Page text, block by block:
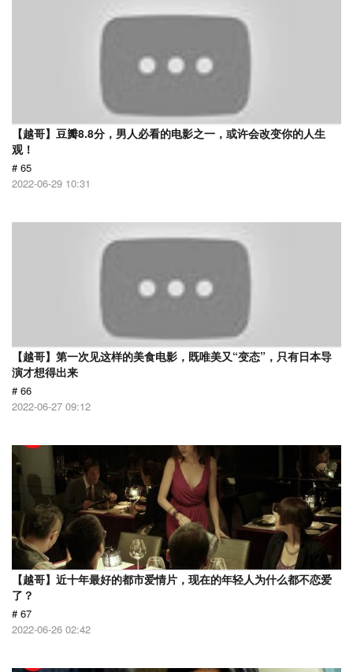
【越哥】豆瓣8.8分，男人必看的电影之一，或许会改变你的人生
观！
# 65
2022-06-29 10:31
【越哥】第一次见这样的美食电影，既唯美又“变态”，只有日本导
演才想得出来
# 66
2022-06-27 09:12
【越哥】近十年最好的都市爱情片，现在的年轻人为什么都不恋爱
了？
# 67
2022-06-26 02:42